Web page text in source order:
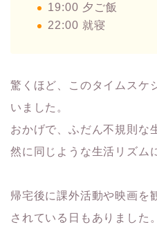
19:00 夕ご飯
22:00 就寝
驚くほど、このタイムスケ
いました。
おかげで、ふだん不規則な
然に同じような生活リズム
帰宅後に課外活動や映画を
されている日もありました。